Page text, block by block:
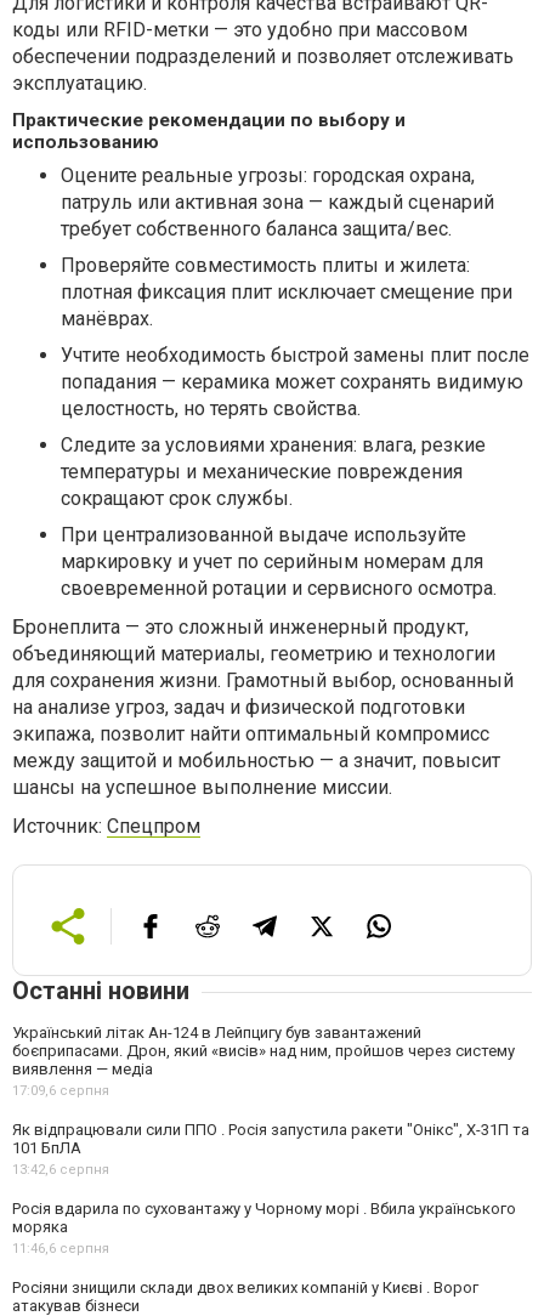
коды или RFID-метки — это удобно при массовом
обеспечении подразделений и позволяет отслеживать
эксплуатацию.
Практические рекомендации по выбору и
использованию
Оцените реальные угрозы: городская охрана,
патруль или активная зона — каждый сценарий
требует собственного баланса защита/вес.
Проверяйте совместимость плиты и жилета:
плотная фиксация плит исключает смещение при
манёврах.
Учтите необходимость быстрой замены плит после
попадания — керамика может сохранять видимую
целостность, но терять свойства.
Следите за условиями хранения: влага, резкие
температуры и механические повреждения
сокращают срок службы.
При централизованной выдаче используйте
маркировку и учет по серийным номерам для
своевременной ротации и сервисного осмотра.
Бронеплита — это сложный инженерный продукт,
объединяющий материалы, геометрию и технологии
для сохранения жизни. Грамотный выбор, основанный
на анализе угроз, задач и физической подготовки
экипажа, позволит найти оптимальный компромисс
между защитой и мобильностью — а значит, повысит
шансы на успешное выполнение миссии.
Источник: Спецпром
Останні новини
Український літак Ан-124 в Лейпцигу був завантажений
боєприпасами. Дрон, який «висів» над ним, пройшов через систему
виявлення — медіа
17:09,6 серпня
Як відпрацювали сили ППО . Росія запустила ракети "Онікс", Х-31П та
101 БпЛА
13:42,6 серпня
Росія вдарила по суховантажу у Чорному морі . Вбила українського
моряка
11:46,6 серпня
Росіяни знищили склади двох великих компаній у Києві . Ворог
атакував бізнеси